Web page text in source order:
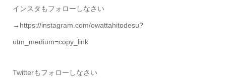
インスタもフォローしなさい
→https://instagram.com/owattahitodesu?
utm_medium=copy_link
Twitterもフォローしなさい